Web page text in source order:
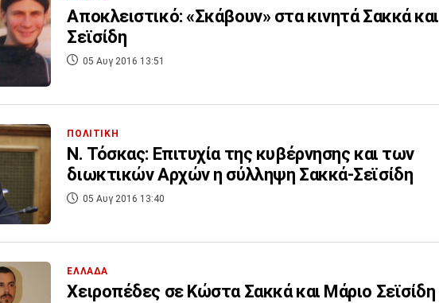
Αποκλειστικό: «Σκάβουν» στα κινητά Σακκά και
Σεϊσίδη
05 Αυγ 2016 13:51
ΠΟΛΙΤΙΚΗ
Ν. Τόσκας: Επιτυχία της κυβέρνησης και των
διωκτικών Αρχών η σύλληψη Σακκά-Σεϊσίδη
05 Αυγ 2016 13:40
ΕΛΛΑΔΑ
Χειροπέδες σε Κώστα Σακκά και Μάριο Σεϊσίδη